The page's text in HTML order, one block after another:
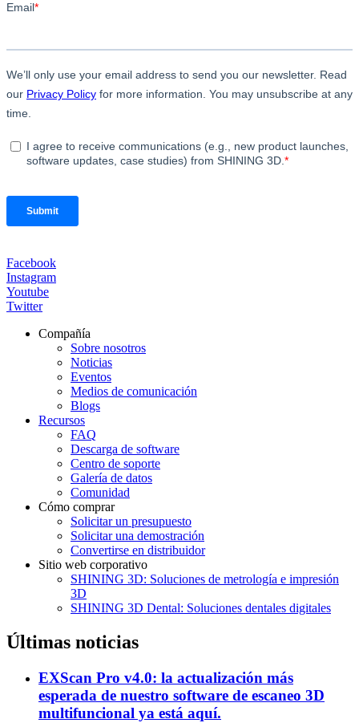
Facebook
Instagram
Youtube
Twitter
Compañía
Sobre nosotros
Noticias
Eventos
Medios de comunicación
Blogs
Recursos
FAQ
Descarga de software
Centro de soporte
Galería de datos
Comunidad
Cómo comprar
Solicitar un presupuesto
Solicitar una demostración
Convertirse en distribuidor
Sitio web corporativo
SHINING 3D: Soluciones de metrología e impresión
3D
SHINING 3D Dental: Soluciones dentales digitales
Últimas noticias
EXScan Pro v4.0: la actualización más
esperada de nuestro software de escaneo 3D
multifuncional ya está aquí.